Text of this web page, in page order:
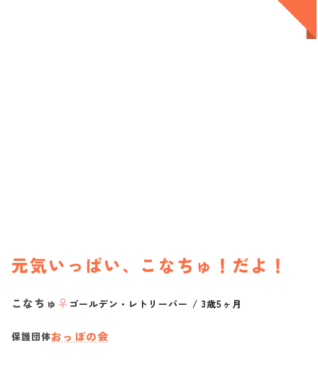
元気いっぱい、こなちゅ！だよ！
こなちゅ ♀ ゴールデン・レトリーバー / 3歳5ヶ月
保護団体おっぽの会